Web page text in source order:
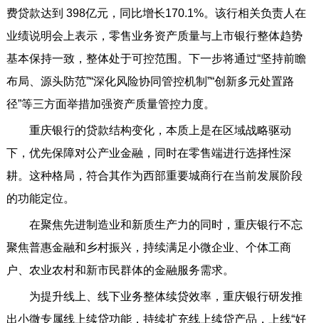
费贷款达到 398亿元，同比增长170.1%。该行相关负责人在
业绩说明会上表示，零售业务资产质量与上市银行整体趋势
基本保持一致，整体处于可控范围。下一步将通过“坚持前瞻
布局、源头防范”“深化风险协同管控机制”“创新多元处置路
径”等三方面举措加强资产质量管控力度。
重庆银行的贷款结构变化，本质上是在区域战略驱动
下，优先保障对公产业金融，同时在零售端进行选择性深
耕。这种格局，符合其作为西部重要城商行在当前发展阶段
的功能定位。
在聚焦先进制造业和新质生产力的同时，重庆银行不忘
聚焦普惠金融和乡村振兴，持续满足小微企业、个体工商
户、农业农村和新市民群体的金融服务需求。
为提升线上、线下业务整体续贷效率，重庆银行研发推
出小微专属线上续贷功能，持续扩充线上续贷产品，上线“好